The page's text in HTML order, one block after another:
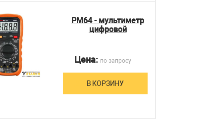
PM64 - мультиметр
цифровой
Цена: по запросу
В КОРЗИНУ